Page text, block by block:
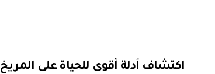
اكتشاف أدلة أقوى للحياة على المريخ